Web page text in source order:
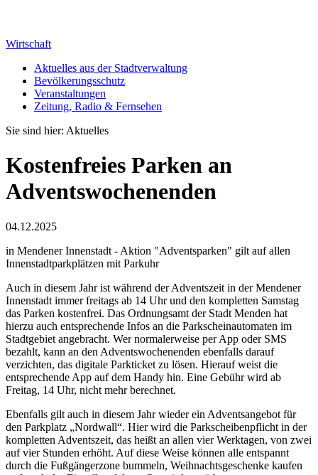
Wirtschaft
Aktuelles aus der Stadtverwaltung
Bevölkerungsschutz
Veranstaltungen
Zeitung, Radio & Fernsehen
Sie sind hier: Aktuelles
Kostenfreies Parken an
Adventswochenenden
04.12.2025
in Mendener Innenstadt - Aktion "Adventsparken" gilt auf allen
Innenstadtparkplätzen mit Parkuhr
Auch in diesem Jahr ist während der Adventszeit in der Mendener
Innenstadt immer freitags ab 14 Uhr und den kompletten Samstag
das Parken kostenfrei. Das Ordnungsamt der Stadt Menden hat
hierzu auch entsprechende Infos an die Parkscheinautomaten im
Stadtgebiet angebracht. Wer normalerweise per App oder SMS
bezahlt, kann an den Adventswochenenden ebenfalls darauf
verzichten, das digitale Parkticket zu lösen. Hierauf weist die
entsprechende App auf dem Handy hin. Eine Gebühr wird ab
Freitag, 14 Uhr, nicht mehr berechnet.
Ebenfalls gilt auch in diesem Jahr wieder ein Adventsangebot für
den Parkplatz „Nordwall“. Hier wird die Parkscheibenpflicht in der
kompletten Adventszeit, das heißt an allen vier Werktagen, von zwei
auf vier Stunden erhöht. Auf diese Weise können alle entspannt
durch die Fußgängerzone bummeln, Weihnachtsgeschenke kaufen